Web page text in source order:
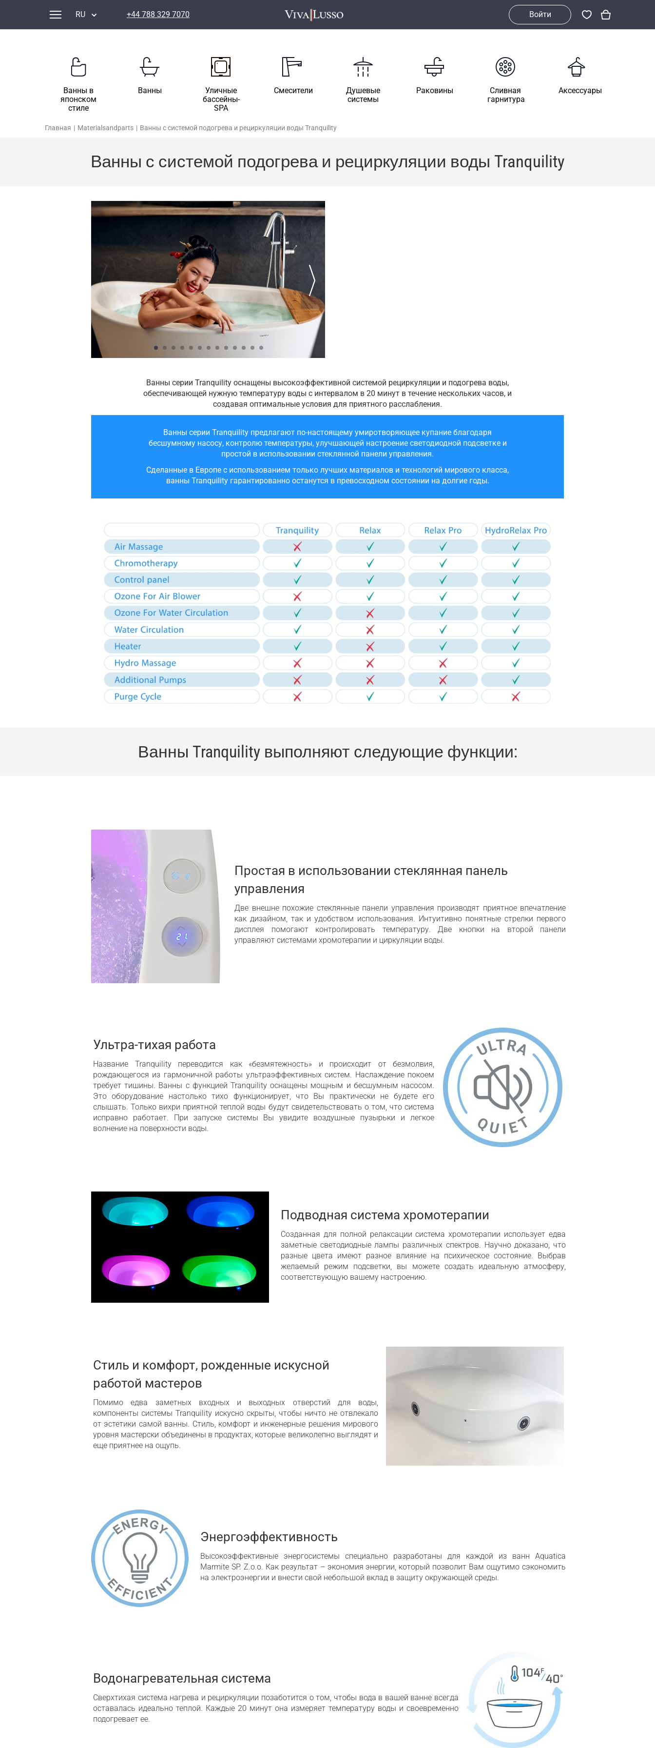
RU +44 788 329 7070 Войти
Ванны в
японском
стиле
Ванны
Уличные
бассейны-
SPA
Смесители
Душевые
системы
Раковины
Сливная
гарнитура
Аксессуары
Главная | Materialsandparts | Ванны с системой подогрева и рециркуляции воды Tranquility
Ванны с системой подогрева и рециркуляции воды Tranquility
Ванны серии Tranquility оснащены высокоэффективной системой рециркуляции и подогрева воды,
обеспечивающей нужную температуру воды с интервалом в 20 минут в течение нескольких часов, и
создавая оптимальные условия для приятного расслабления.
Ванны серии Tranquility предлагают по-настоящему умиротворяющее купание благодаря
бесшумному насосу, контролю температуры, улучшающей настроение светодиодной подсветке и
простой в использовании стеклянной панели управления.
Сделанные в Европе с использованием только лучших материалов и технологий мирового класса,
ванны Tranquility гарантированно останутся в превосходном состоянии на долгие годы.
Ванны Tranquility выполняют следующие функции:
Простая в использовании стеклянная панель
управления
Две внешне похожие стеклянные панели управления производят приятное впечатление
как дизайном, так и удобством использования. Интуитивно понятные стрелки первого
дисплея помогают контролировать температуру. Две кнопки на второй панели
управляют системами хромотерапии и циркуляции воды.
Ультра-тихая работа
Название Tranquility переводится как «безмятежность» и происходит от безмолвия,
рождающегося из гармоничной работы ультраэффективных систем. Наслаждение покоем
требует тишины. Ванны с функцией Tranquility оснащены мощным и бесшумным насосом.
Это оборудование настолько тихо функционирует, что Вы практически не будете его
слышать. Только вихри приятной теплой воды будут свидетельствовать о том, что система
исправно работает. При запуске системы Вы увидите воздушные пузырьки и легкое
волнение на поверхности воды.
Подводная система хромотерапии
Созданная для полной релаксации система хромотерапии использует едва
заметные светодиодные лампы различных спектров. Научно доказано, что
разные цвета имеют разное влияние на психическое состояние. Выбрав
желаемый режим подсветки, вы можете создать идеальную атмосферу,
соответствующую вашему настроению.
Стиль и комфорт, рожденные искусной
работой мастеров
Помимо едва заметных входных и выходных отверстий для воды,
компоненты системы Tranquility искусно скрыты, чтобы ничто не отвлекало
от эстетики самой ванны. Стиль, комфорт и инженерные решения мирового
уровня мастерски объединены в продуктах, которые великолепно выглядят и
еще приятнее на ощупь.
Энергоэффективность
Высокоэффективные энергосистемы специально разработаны для каждой из ванн Aquatica
Marmite SP. Z.o.o. Как результат – экономия энергии, который позволит Вам ощутимо сэкономить
на электроэнергии и внести свой небольшой вклад в защиту окружающей среды.
Водонагревательная система
Сверхтихая система нагрева и рециркуляции позаботится о том, чтобы вода в вашей ванне всегда
оставалась идеально теплой. Каждые 20 минут она измеряет температуру воды и своевременно
подогревает ее.